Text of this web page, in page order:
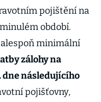
pojištění na
období.
minimální
zálohy na
dne následujícího
pojišťovny,